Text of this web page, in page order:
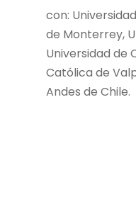
con:
de Monterrey,
Universidad de
Católica de
Andes de Chile.